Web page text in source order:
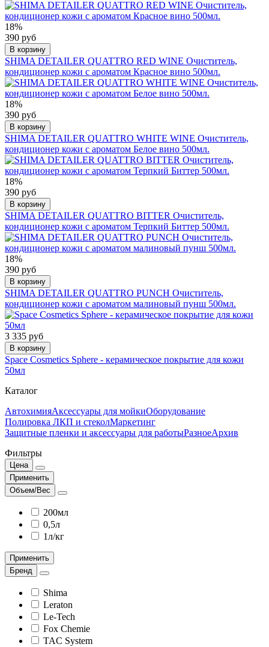
18%
390 руб
В корзину
SHIMA DETAILER QUATTRO RED WINE Очиститель,
кондиционер кожи с ароматом Красное вино 500мл.
18%
390 руб
В корзину
SHIMA DETAILER QUATTRO WHITE WINE Очиститель,
кондиционер кожи с ароматом Белое вино 500мл.
18%
390 руб
В корзину
SHIMA DETAILER QUATTRO BITTER Очиститель,
кондиционер кожи с ароматом Терпкий Биттер 500мл.
18%
390 руб
В корзину
SHIMA DETAILER QUATTRO PUNCH Очиститель,
кондиционер кожи с ароматом малиновый пунш 500мл.
3 335 руб
В корзину
Space Cosmetics Sphere - керамическое покрытие для кожи
50мл
Каталог
АвтохимияАксессуары для мойкиОборудование
Полировка ЛКП и стеколМаркетинг
Защитные пленки и аксессуары для работыРазноеАрхив
Фильтры
Цена
Применить
Объем/Вес
200мл
0,5л
1л/кг
Применить
Бренд
Shima
Leraton
Le-Tech
Fox Chemie
TAC System